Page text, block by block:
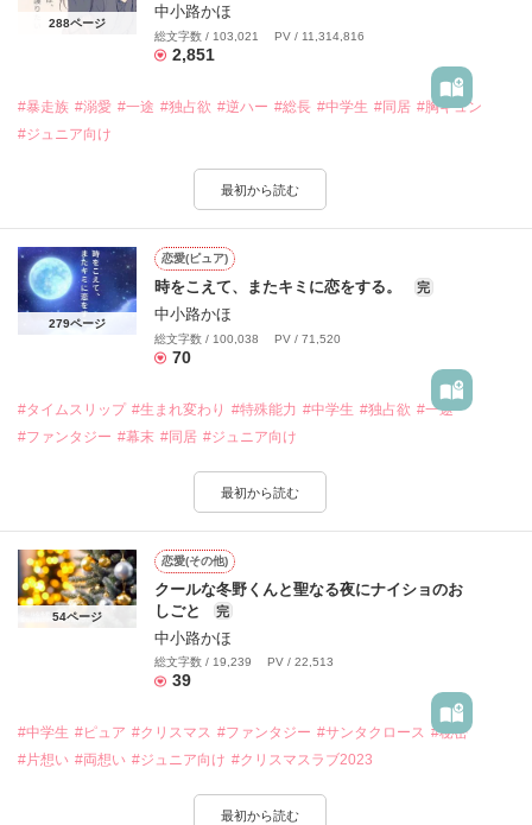
288ページ
中小路かほ
総文字数 / 103,021 PV / 11,314,816
2,851
#暴走族 #溺愛 #一途 #独占欲 #逆ハー #総長 #中学生 #同居 #胸キュン
#ジュニア向け
最初から読む
279ページ
恋愛(ピュア)
時をこえて、またキミに恋をする。 完
中小路かほ
総文字数 / 100,038 PV / 71,520
70
#タイムスリップ #生まれ変わり #特殊能力 #中学生 #独占欲 #一途
#ファンタジー #幕末 #同居 #ジュニア向け
最初から読む
54ページ
恋愛(その他)
クールな冬野くんと聖なる夜にナイショのお
しごと
完
中小路かほ
総文字数 / 19,239 PV / 22,513
39
#中学生 #ピュア #クリスマス #ファンタジー #サンタクロース #秘密
#片想い #両想い #ジュニア向け #クリスマスラブ2023
最初から読む